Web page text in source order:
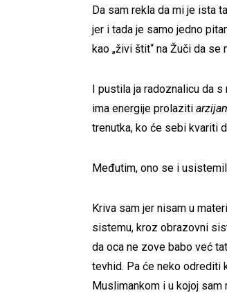
Da sam rekla da mi je ista
jer i tada je samo jedno
kao „živi štit“ na Žuči da
I pustila ja radoznalicu da
ima energije prolaziti
trenutka, ko će sebi kvariti
Međutim, ono se i
Kriva sam jer nisam u
sistemu, kroz obrazovni
da oca ne zove babo već
tevhid. Pa će neko odrediti
Muslimankom i u kojoj